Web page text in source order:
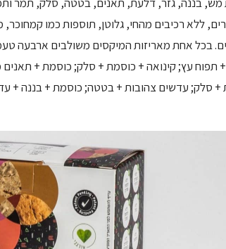
ללא רכיבים מהחי, גלוטן, תוספות כמו
בכל אחת מאריזות המיקסים משולבים ארבעה
תפוח עץ; קינואה + כוסמת + סלק; כוסמת +
+ סלק; עדשים צהובות + בטטה; כוסמת + בננה +